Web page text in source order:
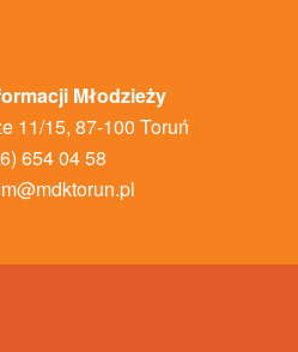
Młodzieży
11/15, 87-100 Toruń
654 04 58